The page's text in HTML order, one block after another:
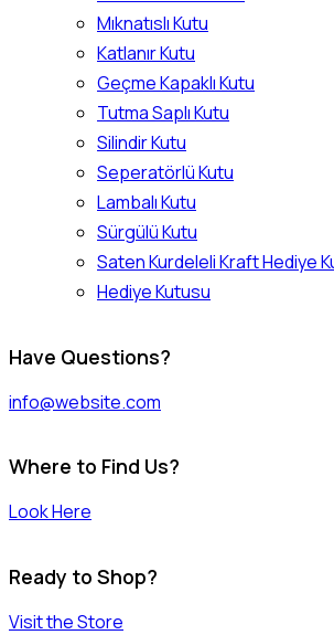
Mıknatıslı Kutu
Katlanır Kutu
Geçme Kapaklı Kutu
Tutma Saplı Kutu
Silindir Kutu
Seperatörlü Kutu
Lambalı Kutu
Sürgülü Kutu
Saten Kurdeleli Kraft Hediye
Hediye Kutusu
instagram
facebook
twitter-
Have Questions?
info@website.com
Where to Find Us?
Look Here
Ready to Shop?
Visit the Store